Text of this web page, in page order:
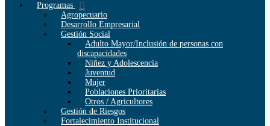
Programas
Agropecuario
Desarrollo Empresarial
Gestión Social
Adulto Mayor/Inclusión de personas con
discapacidades
Niñez y Adolescencia
Juventud
Mujer
Poblaciones Prioritarias
Otros / Agricultores
Gestión de Riesgos
Fortalecimiento Institucional